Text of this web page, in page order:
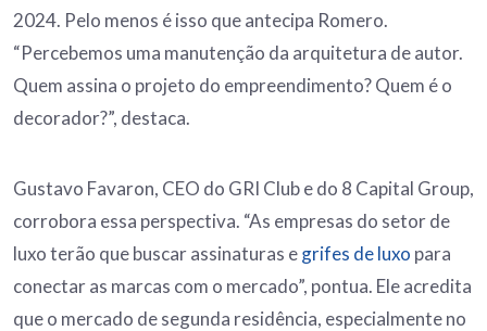
2024. Pelo menos é isso que antecipa Romero.
“Percebemos uma manutenção da arquitetura de autor.
Quem assina o projeto do empreendimento? Quem é o
decorador?”, destaca.
Gustavo Favaron, CEO do GRI Club e do 8 Capital Group,
corrobora essa perspectiva. “As empresas do setor de
luxo terão que buscar assinaturas egrifes de luxo para
conectar as marcas com o mercado”, pontua. Ele acredita
que o mercado de segunda residência, especialmente no